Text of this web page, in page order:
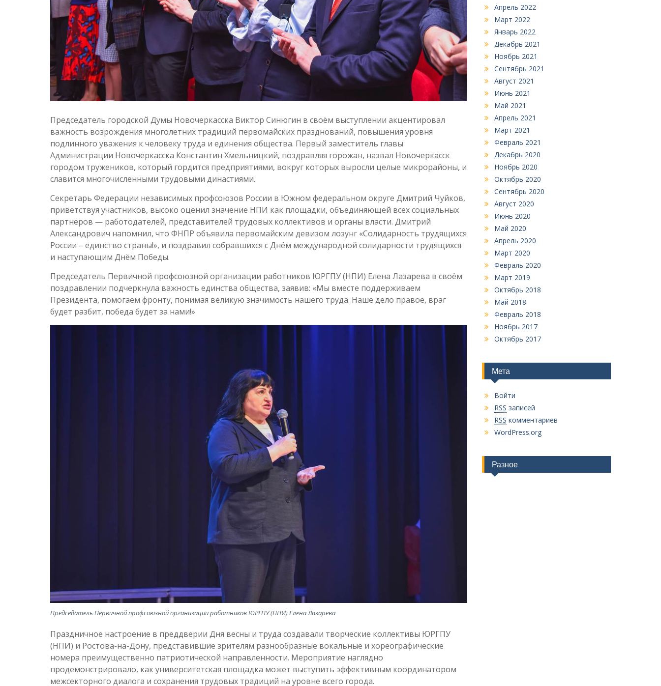
Председатель городской Думы Новочеркасска Виктор Синюгин в своём выступлении акцентировал
важность возрождения многолетних традиций первомайских празднований, повышения уровня
подлинного уважения к человеку труда и единения общества. Первый заместитель главы
Администрации Новочеркасска Константин Хмельницкий, поздравляя горожан, назвал Новочеркасск
городом тружеников, который гордится предприятиями, вокруг которых выросли целые микрорайоны, и
славится многочисленными трудовыми династиями.
Секретарь Федерации независимых профсоюзов России в Южном федеральном округе Дмитрий Чуйков,
приветствуя участников, высоко оценил значение НПИ как площадки, объединяющей всех социальных
партнёров — работодателей, представителей трудовых коллективов и органы власти. Дмитрий
Александрович напомнил, что ФНПР объявила первомайским девизом лозунг «Солидарность трудящихся
России – единство страны!», и поздравил собравшихся с Днём международной солидарности трудящихся
и наступающим Днём Победы.
Председатель Первичной профсоюзной организации работников ЮРГПУ (НПИ) Елена Лазарева в своём
поздравлении подчеркнула важность единства общества, заявив: «Мы вместе поддерживаем
Президента, помогаем фронту, понимая великую значимость нашего труда. Наше дело правое, враг
будет разбит, победа будет за нами!»
Председатель Первичной профсоюзной организации работников ЮРГПУ (НПИ) Елена Лазарева
Праздничное настроение в преддверии Дня весны и труда создавали творческие коллективы ЮРГПУ
(НПИ) и Ростова-на-Дону, представившие зрителям разнообразные вокальные и хореографические
номера преимущественно патриотической направленности. Мероприятие наглядно
продемонстрировало, как университетская площадка может выступить эффективным координатором
межсекторного диалога и сохранения трудовых традиций на уровне всего города.
Апрель 2022
Март 2022
Январь 2022
Декабрь 2021
Ноябрь 2021
Сентябрь 2021
Август 2021
Июнь 2021
Май 2021
Апрель 2021
Март 2021
Февраль 2021
Декабрь 2020
Ноябрь 2020
Октябрь 2020
Сентябрь 2020
Август 2020
Июнь 2020
Май 2020
Апрель 2020
Март 2020
Февраль 2020
Март 2019
Октябрь 2018
Май 2018
Февраль 2018
Ноябрь 2017
Октябрь 2017
Мета
Войти
RSS записей
RSS комментариев
WordPress.org
Разное